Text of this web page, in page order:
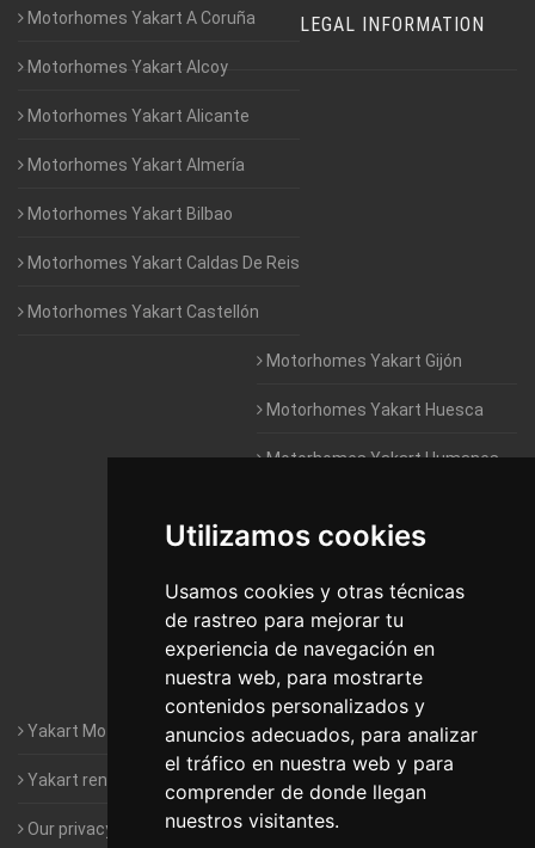
Utilizamos cookies
Usamos cookies y otras técnicas
de rastreo para mejorar tu
experiencia de navegación en
nuestra web, para mostrarte
contenidos personalizados y
anuncios adecuados, para analizar
el tráfico en nuestra web y para
comprender de donde llegan
nuestros visitantes.
Motorhomes Yakart A Coruña
Motorhomes Yakart Alcoy
Motorhomes Yakart Alicante
Motorhomes Yakart Almería
Motorhomes Yakart Bilbao
Motorhomes Yakart Caldas De Reis
Motorhomes Yakart Castellón
Motorhomes Yakart Gijón
Motorhomes Yakart Huesca
Motorhomes Yakart Humanes
Motorhomes Yakart Jaén
Motorhomes Yakart Lugo
Motorhomes Yakart Valencia
Motorhomes Yakart Vitoria
LEGAL INFORMATION
Yakart Motorhomes : The Company
Yakart rental conditions
Our privacy policy